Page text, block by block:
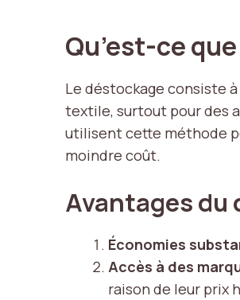
Qu’est-ce
Le déstockage consiste
textile, surtout pour des
utilisent cette méthode
moindre coût.
Avantages du
Économies
Accès à des
raison de leur prix